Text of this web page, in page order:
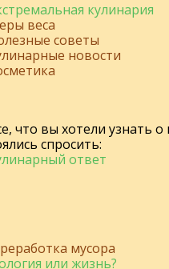
кулинария
веса
советы
новости
что вы хотели узнать
спросить:
ответ
мусора
или жизнь?